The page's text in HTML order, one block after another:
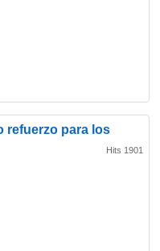
refuerzo para los
Hits 1901